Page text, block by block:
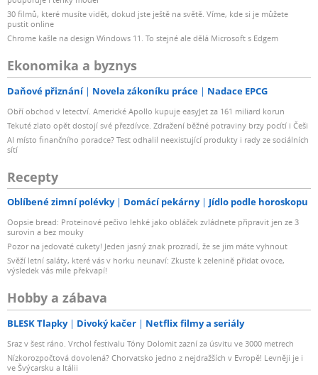
30 filmů, které musíte vidět, dokud jste ještě na světě. Víme, kde si je můžete
pustit online
Chrome kašle na design Windows 11. To stejné ale dělá Microsoft s Edgem
Ekonomika a byznys
Daňové přiznání Novela zákoníku práce Nadace EPCG
Obří obchod v letectví. Americké Apollo kupuje easyJet za 161 miliard korun
Tekuté zlato opět dostojí své přezdívce. Zdražení běžné potraviny brzy pocítí i Češi
AI místo finančního poradce? Test odhalil neexistující produkty i rady ze sociálních
sítí
Recepty
Oblíbené zimní polévky Domácí pekárny Jídlo podle horoskopu
Oopsie bread: Proteinové pečivo lehké jako obláček zvládnete připravit jen ze 3
surovin a bez mouky
Pozor na jedovaté cukety! Jeden jasný znak prozradí, že se jim máte vyhnout
Svěží letní saláty, které vás v horku neunaví: Zkuste k zelenině přidat ovoce,
výsledek vás mile překvapí!
Hobby a zábava
BLESK Tlapky Divoký kačer Netflix filmy a seriály
Sraz v šest ráno. Vrchol festivalu Tóny Dolomit zazní za úsvitu ve 3000 metrech
Nízkorozpočtová dovolená? Chorvatsko jedno z nejdražších v Evropě! Levněji je i
ve Švýcarsku a Itálii